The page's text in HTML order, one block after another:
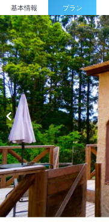
基本情報 プラン